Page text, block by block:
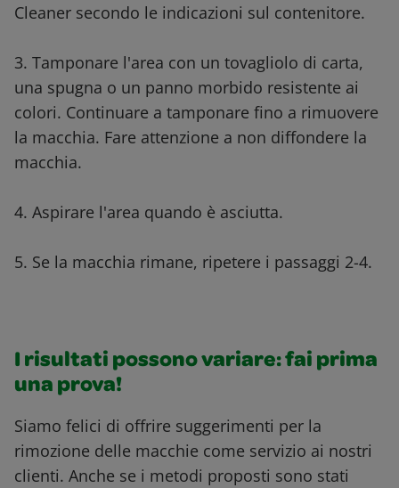
Cleaner secondo le indicazioni sul contenitore.
3. Tamponare l'area con un tovagliolo di carta,
una spugna o un panno morbido resistente ai
colori. Continuare a tamponare fino a rimuovere
la macchia. Fare attenzione a non diffondere la
macchia.
4. Aspirare l'area quando è asciutta.
5. Se la macchia rimane, ripetere i passaggi 2-4.
I risultati possono variare: fai prima
una prova!
Siamo felici di offrire suggerimenti per la
rimozione delle macchie come servizio ai nostri
clienti. Anche se i metodi proposti sono stati